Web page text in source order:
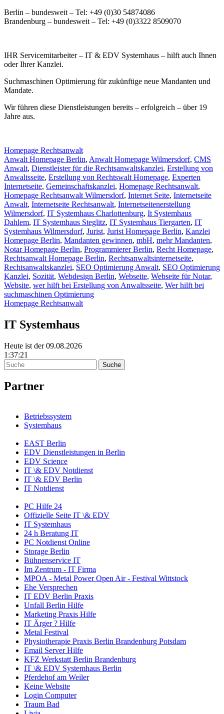
Berlin – bundesweit – Tel: +49 (0)30 54874086
Brandenburg – bundesweit – Tel: +49 (0)3322 8509070
IHR Servicemitarbeiter – IT & EDV Systemhaus – hilft auch Ihnen
oder Ihrer Kanzlei.
Suchmaschinen Optimierung für zukünftige neue Mandanten und
Mandate.
Wir führen diese Dienstleistungen bereits – erfolgreich – über 19
Jahre aus.
Homepage Rechtsanwalt
Anwalt Homepage Berlin, Anwalt Homepage Wilmersdorf, CMS
Anwalt, Dienstleister für die Rechtsanwaltskanzlei, Erstellung von
Anwaltsseite, Erstellung von Rechtswalt Homepage, Experten
Internetseite, Gemeinschaftskanzlei, Homepage Rechtsanwalt,
Homepage Rechtsanwalt Wilmersdorf, Internet Seite, Internetseite
Anwalt, Internetseite Rechtsanwalt, Internetseitenerstellung
Wilmersdorf, IT Systemhaus Charlottenburg, It Systemhaus
Dahlem, IT Systemhaus Steglitz, IT Systemhaus Tiergarten, IT
Systemhaus Wilmersdorf, Jurist, Jurist Homepage Berlin, Kanzlei
Homepage Berlin, Mandanten gewinnen, mbH, mehr Mandanten,
Notar Homepage Berlin, Programmierer Berlin, Recht Homepage,
Rechtsanwalt Homepage Berlin, Rechtsanwaltsinternetseite,
Rechtsanwaltskanzlei, SEO Optimierung Anwalt, SEO Optimierung
Kanzlei, Sozität, Webdesign Berlin, Webseite, Webseite für Notar,
Website, wer hilft bei Erstellung von Anwaltsseite, Wer hilft bei
suchmaschinen Optimierung
Homepage Rechtsanwalt
IT Systemhaus
Heute ist der 09.08.2026
1:37:21
Partner
Betriebssystem
Systemhaus
EAST Berlin
EDV Dienstleistungen in Berlin
EDV Science
IT \& EDV Notdienst
IT \& EDV Berlin
IT Notdienst
PC Hilfe 24
Offizielle Seite IT \& EDV
IT Systemhaus
24 h Beratung IT
PC Notdienst Online
Storage Berlin
Bühnenservice IT
Im Zentrum - IT Firma
MPOA - Metal Power Open Air - Festival Wittstock
Ehe Versprechen
IT EDV Berlin Praxis
Unfall Berlin Hilfe
Marketing Praxis Hilfe
IT Ärger ? Hilfe
Metal Festival
Physiotherapie Praxis Berlin Brandenburg Potsdam
Email Server Hilfe
KFZ Werkstatt Berlin Brandenburg
IT \& EDV Systemhaus Berlin
Pferdehof am Weiler
Keine Website
Login Computer
Traum Bad